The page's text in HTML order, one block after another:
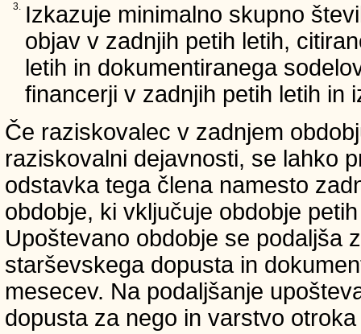
3. Izkazuje minimalno skupno
objav v zadnjih petih letih,
letih in dokumentiranega
financerji v zadnjih petih letih in
Če raziskovalec v zadnjem
raziskovalni dejavnosti, se lahko
odstavka tega člena namesto
obdobje, ki vključuje obdobje
Upoštevano obdobje se podaljša
starševskega dopusta in
mesecev. Na podaljšanje
dopusta za nego in varstvo